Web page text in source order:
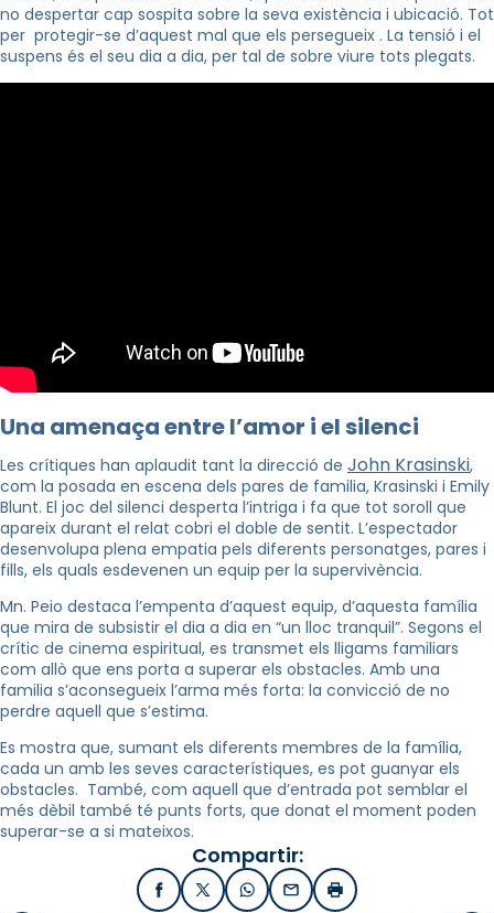
no despertar cap sospita sobre la seva existència i ubicació. Tot
per protegir-se d’aquest mal que els persegueix . La tensió i el
suspens és el seu dia a dia, per tal de sobre viure tots plegats.
Una amenaça entre l’amor i el silenci
Les crítiques han aplaudit tant la direcció de John Krasinski,
com la posada en escena dels pares de familia, Krasinski i Emily
Blunt. El joc del silenci desperta l’intriga i fa que tot soroll que
apareix durant el relat cobri el doble de sentit. L’espectador
desenvolupa plena empatia pels diferents personatges, pares i
fills, els quals esdevenen un equip per la supervivència.
Mn. Peio destaca l’empenta d’aquest equip, d’aquesta família
que mira de subsistir el dia a dia en “un lloc tranquil”. Segons el
crític de cinema espiritual, es transmet els lligams familiars
com allò que ens porta a superar els obstacles. Amb una
familia s’aconsegueix l’arma més forta: la convicció de no
perdre aquell que s’estima.
Es mostra que, sumant els diferents membres de la família,
cada un amb les seves característiques, es pot guanyar els
obstacles. També, com aquell que d’entrada pot semblar el
més dèbil també té punts forts, que donat el moment poden
superar-se a si mateixos.
Compartir:
FacebookX / TwitterWhatsApp
EmailImprimir